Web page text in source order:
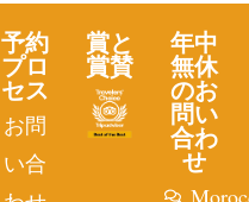
予約
プロ
セス
お問
い合
賞と
賞賛
年中
無休
のお
問い
合わ
せ